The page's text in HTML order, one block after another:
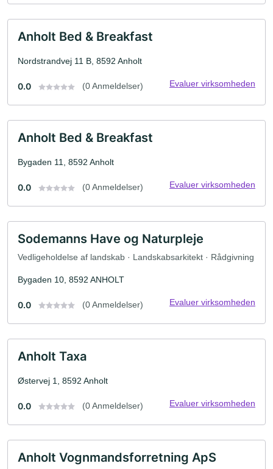
Anholt Bed & Breakfast
Nordstrandvej 11 B, 8592 Anholt
0.0 (0 Anmeldelser) Evaluer virksomheden
Anholt Bed & Breakfast
Bygaden 11, 8592 Anholt
0.0 (0 Anmeldelser) Evaluer virksomheden
Sodemanns Have og Naturpleje
Vedligeholdelse af landskab · Landskabsarkitekt · Rådgivning
Bygaden 10, 8592 ANHOLT
0.0 (0 Anmeldelser) Evaluer virksomheden
Anholt Taxa
Østervej 1, 8592 Anholt
0.0 (0 Anmeldelser) Evaluer virksomheden
Anholt Vognmandsforretning ApS